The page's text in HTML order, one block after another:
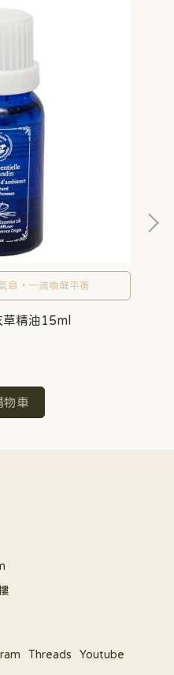
息，一滴喚醒平衡
草精油15ml
物車
Threads Youtube